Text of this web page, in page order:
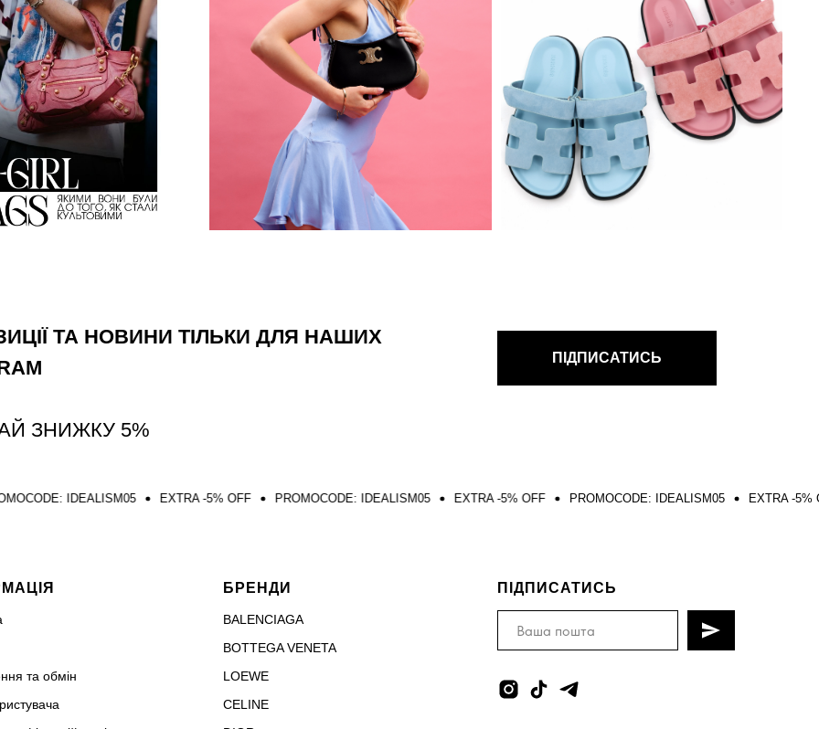
ТА НОВИНИ ТІЛЬКИ ДЛЯ НАШИХ
ЗНИЖКУ 5%
ПІДПИСАТИСЬ
EXTRA -5% OFF PROMOCODE: IDEALISM05 EXTRA -5% OFF PROMOCODE: IDEALISM05 EXTRA -5% OFF
та обмін
БРЕНДИ
BALENCIAGA
BOTTEGA VENETA
LOEWE
CELINE
ПІДПИСАТИСЬ